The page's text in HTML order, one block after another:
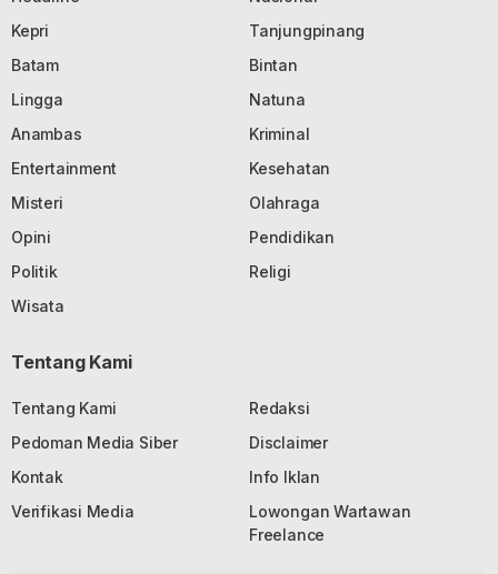
Kepri
Tanjungpinang
Batam
Bintan
Lingga
Natuna
Anambas
Kriminal
Entertainment
Kesehatan
Misteri
Olahraga
Opini
Pendidikan
Politik
Religi
Wisata
Tentang Kami
Tentang Kami
Redaksi
Pedoman Media Siber
Disclaimer
Kontak
Info Iklan
Verifikasi Media
Lowongan Wartawan
Freelance